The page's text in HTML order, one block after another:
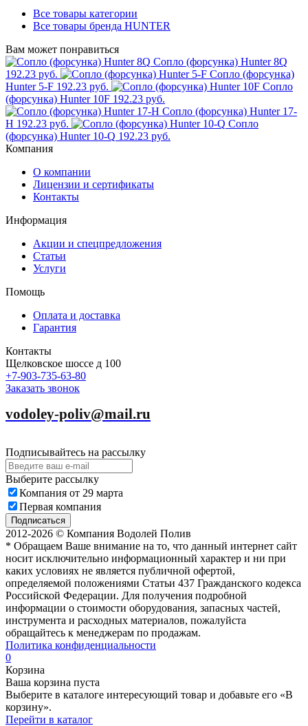
Все товары категории
Все товары бренда HUNTER
Вам может понравиться
Сопло (форсунка) Hunter 8Q
192.23 руб.
Сопло (форсунка)
Hunter 5-F 192.23 руб.
Сопло
(форсунка) Hunter 10F 192.23 руб.
Сопло (форсунка) Hunter 17-
H 192.23 руб.
Сопло
(форсунка) Hunter 10-Q 192.23 руб.
Компания
О компании
Лицензии и сертификаты
Контакты
Информация
Акции и спецпредложения
Статьи
Услуги
Помощь
Оплата и доставка
Гарантия
Контакты
Щелковское шоссе д 100
+7-903-735-63-80
Заказать звонок
vodoley-poliv@mail.ru
Подписывайтесь на рассылку
Выберите рассылку
Компания от 29 марта
Первая компания
Подписаться
2012-2026 © Компания Водолей Полив
* Обращаем Ваше внимание на то, что данный интернет сайт
носит исключительно информационный характер и ни при
каких условиях не является публичной офертой,
определяемой положениями Статьи 437 Гражданского кодекса
Российской Федерации. Для получения подробной
информации о стоимости оборудования, запасных частей,
инструмента и расходных материалов, пожалуйста
обращайтесь к менеджерам по продажам.
Политика конфиденциальности
0
Корзина
Ваша корзина пуста
Выберите в каталоге интересующий товар и добавьте его «В
корзину».
Перейти в каталог